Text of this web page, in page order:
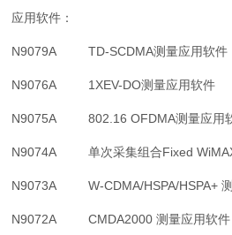
应用软件：
N9079A TD-SCDMA测量应用软件
N9076A 1XEV-DO测量应用软件
N9075A 802.16 OFDMA测量应用
N9074A 单次采集组合Fixed
N9073A W-CDMA/HSPA/HSPA+ 测
N9072A CMDA2000 测量应用软件